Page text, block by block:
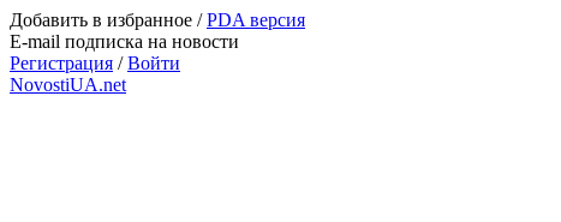
Добавить в избранное /PDA версия
E-mail подписка на новости
Регистрация /Войти
NovostiUA.net